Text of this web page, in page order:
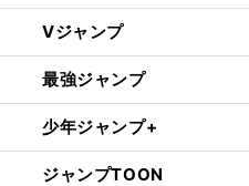
Vジャンプ
最強ジャンプ
少年ジャンプ+
ジャンプTOON